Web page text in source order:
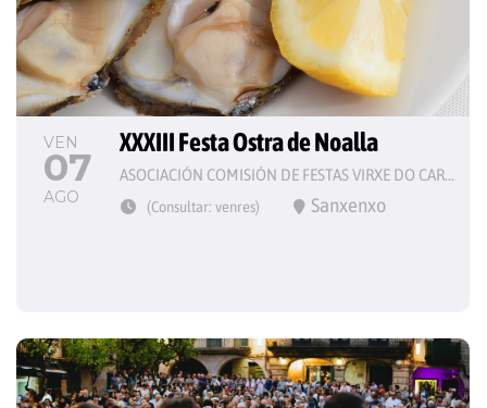
VEN
07
AGO
XXXIII Festa Ostra de Noalla
ASOCIACIÓN COMISIÓN DE FESTAS VIRXE DO CARME
(Consultar: venres) Sanxenxo